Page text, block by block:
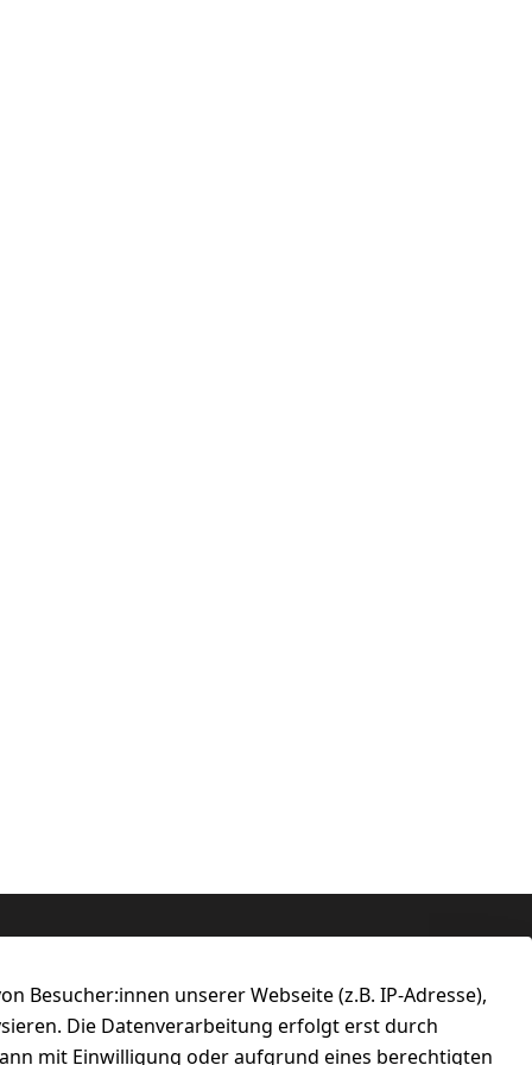
Besucher:innen unserer Webseite (z.B. IP-Adresse),
Die Datenverarbeitung erfolgt erst durch
mit Einwilligung oder aufgrund eines berechtigten